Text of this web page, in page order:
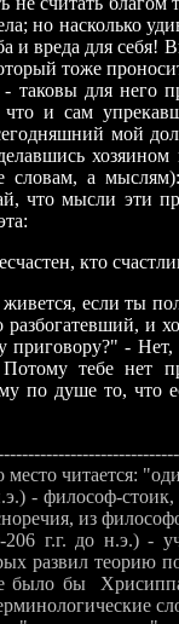
но насколько
и вреда для себя!
тоже
таковы для него
и сам
мой
словам, а
что мысли эти
не
если ты
и
- Нет,
тебе нет
по душе то, что
читается:
- философ-
из
г.г. до н.э.) -
развил теорию
было бы